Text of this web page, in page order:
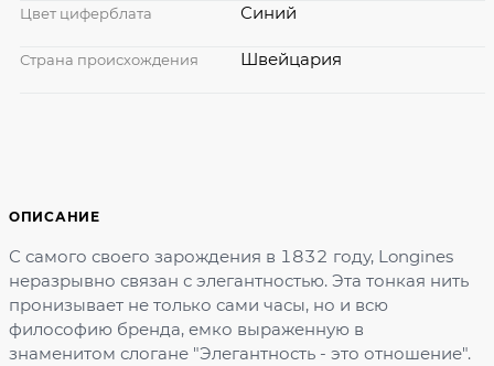
ОПИСАНИЕ
С самого своего зарождения в 1832 году, Longines
неразрывно связан с элегантностью. Эта тонкая нить
пронизывает не только сами часы, но и всю
философию бренда, емко выраженную в
знаменитом слогане "Элегантность - это отношение".
Цвет циферблата Синий
Страна происхождения Швейцария